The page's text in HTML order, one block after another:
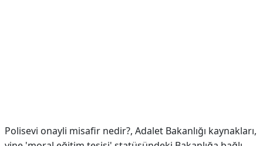
Polisevi onayli misafir nedir?, Adalet Bakanlığı kaynakları,